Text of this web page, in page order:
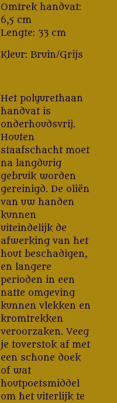
Omtrek handvat:
6,5 cm
Lengte: 33 cm
Kleur: Bruin/Grijs
Het polyurethaan
handvat is
onderhoudsvrij.
Houten
staafschacht moet
na langdurig
gebruik worden
gereinigd. De oliën
van uw handen
kunnen
uiteindelijk de
afwerking van het
hout beschadigen,
en langere
perioden in een
natte omgeving
kunnen vlekken en
kromtrekken
veroorzaken. Veeg
je toverstok af met
een schone doek
of wat
houtpoetsmiddel
om het uiterlijk te